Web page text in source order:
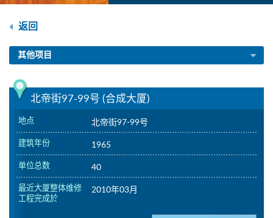
返回
其他项目
北帝街97-99号 (合成大厦)
地点 北帝街97-99号
建筑年份 1965
单位总数 40
最近大厦整体维修
工程完成於
2010年03月